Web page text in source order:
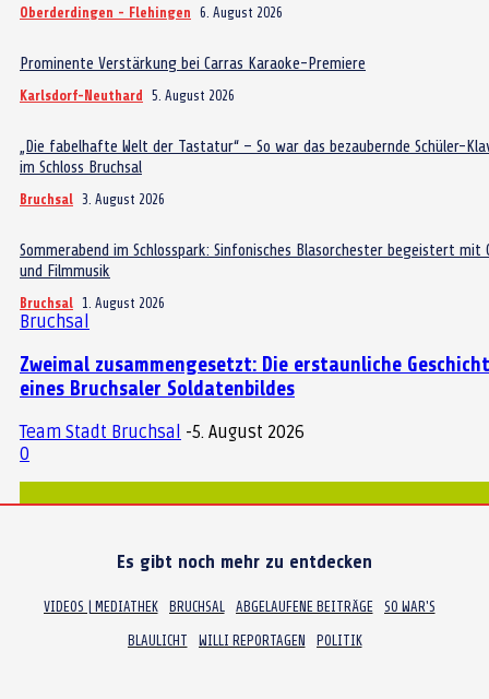
Oberderdingen - Flehingen 6. August 2026
Prominente Verstärkung bei Carras Karaoke-Premiere
Karlsdorf-Neuthard 5. August 2026
„Die fabelhafte Welt der Tastatur“ – So war das bezaubernde Schüler-
im Schloss Bruchsal
Bruchsal 3. August 2026
Sommerabend im Schlosspark: Sinfonisches Blasorchester begeistert mit
und Filmmusik
Bruchsal 1. August 2026
Bruchsal
Zweimal zusammengesetzt: Die erstaunliche
eines Bruchsaler Soldatenbildes
Team Stadt Bruchsal -5. August 2026
0
Es gibt noch mehr zu entdecken
VIDEOS | MEDIATHEK BRUCHSAL ABGELAUFENE BEITRÄGE SO WAR'S
BLAULICHT WILLI REPORTAGEN POLITIK